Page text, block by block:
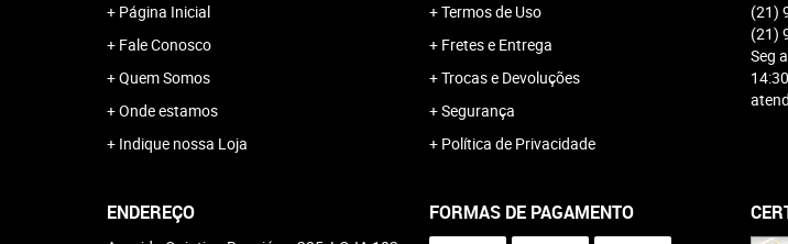
Página Inicial
Fale Conosco
Quem Somos
Onde estamos
Indique nossa Loja
Termos de Uso
Fretes e Entrega
Trocas e Devoluções
Segurança
Política de Privacidade
(21)
(21)
Seg
ENDEREÇO FORMAS DE PAGAMENTO